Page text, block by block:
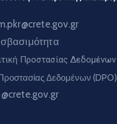
Προστασίας Δεδομένων
Δεδομένων (DPO)